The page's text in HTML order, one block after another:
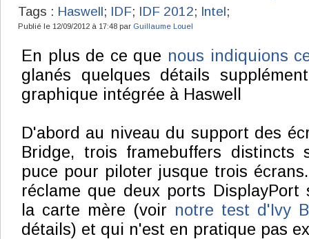
Tags : Haswell; IDF; IDF 2012; Intel;
Publié le 12/09/2012 à 17:48 par Guillaume Louel
En plus de ce que nous indiquions
glanés quelques détails
graphique intégrée à Haswell
D'abord au niveau du support des
Bridge, trois framebuffers distincts
puce pour piloter jusque trois
réclame que deux ports DisplayPort
la carte mère (voir notre test d'Ivy
détails) et qui n'est en pratique pas